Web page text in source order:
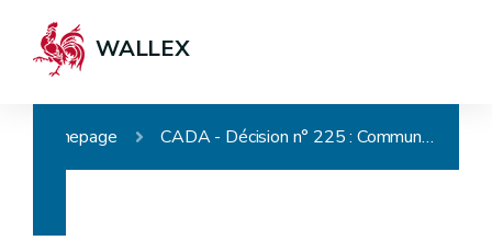
WALLEX
Homepage CADA - Décision n° 225 : Commune – Documents relatifs à un bien immobilier – Absence de refus – Informations environnementales – Incompétence ratione materiae